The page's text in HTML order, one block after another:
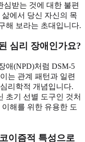
받는 것에 대한 불편
에서 당신 자신의 목
해 보라는 초대입니다.
심리 장애인가요?
애(NPD)처럼 DSM-5
는 관계 패턴과 일련
리학적 개념입니다.
초기 선별 도구인 것처
해를 위한 유용한 도
이즘적 특성으로